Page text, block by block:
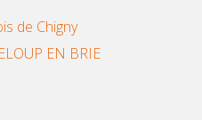
de Chigny
EN BRIE